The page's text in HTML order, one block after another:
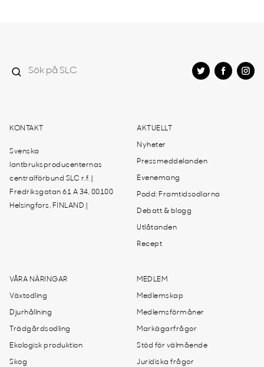
KONTAKT
Svenska
lantbruksproducenternas
centralförbund SLC r.f. |
Fredriksgatan 61 A 34, 00100
Helsingfors, FINLAND |
AKTUELLT
Nyheter
Pressmeddelanden
Evenemang
Podd: Framtidsodlarna
Debatt & blogg
Utlåtanden
Recept
VÅRA NÄRINGAR
Växtodling
Djurhållning
Trädgårdsodling
Ekologisk produktion
Skog
MEDLEM
Medlemskap
Medlemsförmåner
Markägarfrågor
Stöd för välmående
Juridiska frågor